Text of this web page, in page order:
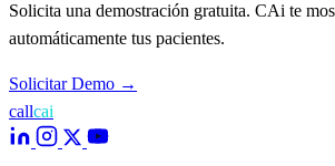
Solicita una demostración gratuita. CAi te
automáticamente tus pacientes.
Solicitar Demo →
callcai